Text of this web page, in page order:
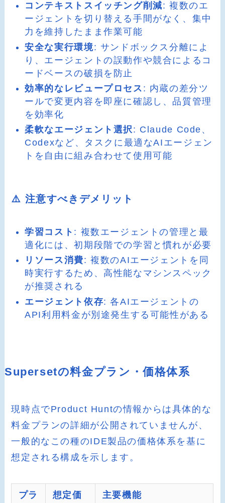
コンテキストスイッチング削減: 複数のエ
ージェントを切り替える手間がなく、集中
力を維持したまま作業可能
安全な実行環境: サンドボックス分離によ
り、エージェントの誤動作や競合によるコ
ードベースの破損を防止
効率的なレビュープロセス : 内蔵の差分ツ
ールで変更内容を即座に確認し、品質管理
を効率化
柔軟なエージェント選択: Claude Code、
Codexなど、タスクに最適なAIエージェン
トを自由に組み合わせて使用可能
⚠️ 注意すべきデメリット
学習コスト : 複数エージェントの管理と最
適化には、初期段階での学習と慣れが必要
リソース消費: 複数のAIエージェントを同
時実行するため、高性能なマシンスペック
が推奨される
エージェント依存: 各AIエージェントの
API利用料金が別途発生する可能性がある
Supersetの料金プラン・価格体系
現時点でProduct Huntの情報からは具体的な
料金プランの詳細が公開されていませんが、
一般的なこの種のIDE製品の価格体系を基に
想定される構成を示します。
プラ
想定価
主要機能